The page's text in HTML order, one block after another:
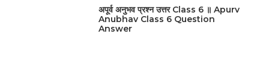
अपूर्व अनुभव प्रश्न उत्तर Class 6 ॥ Apurv
Anubhav Class 6 Question
Answer